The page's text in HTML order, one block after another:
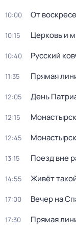
10:00 От
10:15 Церковь и
10:40 Русский
11:35 Прямая
12:05 День
12:15
12:45
13:15 Поезд вне
14:55 Живёт
17:00 Вечер на
17:30 Прямая